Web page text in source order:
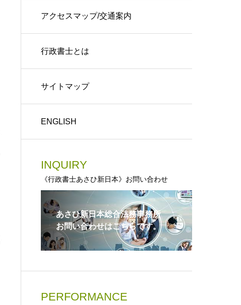
アクセスマップ/交通案内
行政書士とは
サイトマップ
ENGLISH
INQUIRY
《行政書士あさひ新日本》お問い合わせ
あさひ新日本総合法務事務所
お問い合わせはこちらです。
PERFORMANCE